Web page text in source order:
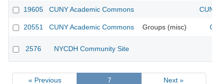
19605 CUNY Academic Commons
20551 CUNY Academic Commons Groups (misc)
2576 NYCDH Community Site
« Previous 7 Next »